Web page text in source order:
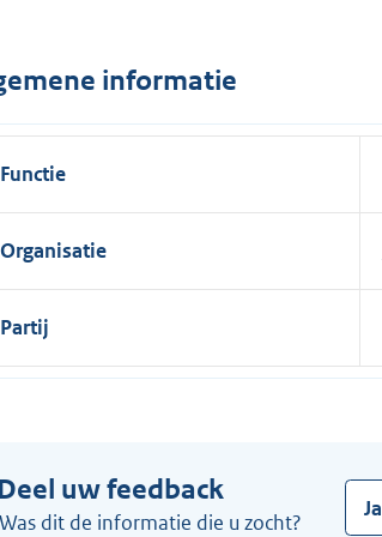
l
n
:
informatie
Functie
Organisatie
Partij
uw feedback
Was dit de informatie die u zocht?
Ja